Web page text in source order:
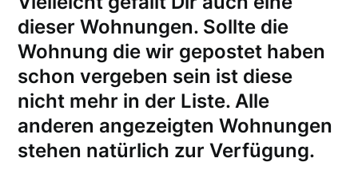
dieser Wohnungen. Sollte die
Wohnung die wir gepostet haben
schon vergeben sein ist diese
nicht mehr in der Liste. Alle
anderen angezeigten Wohnungen
stehen natürlich zur Verfügung.